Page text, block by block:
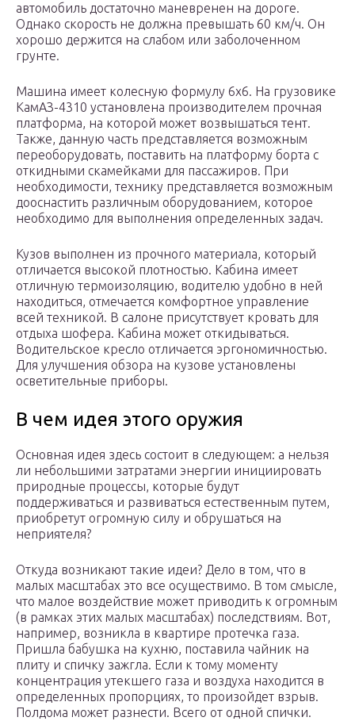
автомобиль достаточно маневренен на дороге.
Однако скорость не должна превышать 60 км/ч. Он
хорошо держится на слабом или заболоченном
грунте.
Машина имеет колесную формулу 6х6. На грузовике
КамАЗ-4310 установлена производителем прочная
платформа, на которой может возвышаться тент.
Также, данную часть представляется возможным
переоборудовать, поставить на платформу борта с
откидными скамейками для пассажиров. При
необходимости, технику представляется возможным
дооснастить различным оборудованием, которое
необходимо для выполнения определенных задач.
Кузов выполнен из прочного материала, который
отличается высокой плотностью. Кабина имеет
отличную термоизоляцию, водителю удобно в ней
находиться, отмечается комфортное управление
всей техникой. В салоне присутствует кровать для
отдыха шофера. Кабина может откидываться.
Водительское кресло отличается эргономичностью.
Для улучшения обзора на кузове установлены
осветительные приборы.
В чем идея этого оружия
Основная идея здесь состоит в следующем: а нельзя
ли небольшими затратами энергии инициировать
природные процессы, которые будут
поддерживаться и развиваться естественным путем,
приобретут огромную силу и обрушаться на
неприятеля?
Откуда возникают такие идеи? Дело в том, что в
малых масштабах это все осуществимо. В том смысле,
что малое воздействие может приводить к огромным
(в рамках этих малых масштабах) последствиям. Вот,
например, возникла в квартире протечка газа.
Пришла бабушка на кухню, поставила чайник на
плиту и спичку зажгла. Если к тому моменту
концентрация утекшего газа и воздуха находится в
определенных пропорциях, то произойдет взрыв.
Полдома может разнести. Всего от одной спички.